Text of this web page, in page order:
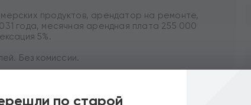
продуктов, арендатор на ремонте,
года, месячная арендная плата 255 000
5%.
Без комиссии.
по старой